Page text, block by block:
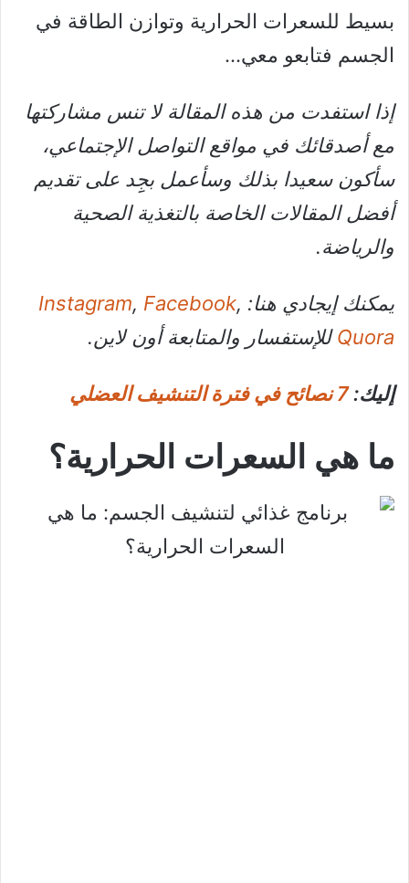
بسيط للسعرات الحرارية وتوازن الطاقة في
الجسم فتابعو معي…
إذا استفدت من هذه المقالة لا تنس مشاركتها
مع أصدقائك في مواقع التواصل الإجتماعي،
سأكون سعيدا بذلك وسأعمل بجِِد على تقديم
أفضل المقالات الخاصة بالتغذية الصحية
والرياضة.
يمكنك إيجادي هنا: Instagram, Facebook,
Quoraللإستفسار والمتابعة أون لاين.
إليك:7 نصائح في فترة التنشيف العضلي
ما هي السعرات الحرارية؟